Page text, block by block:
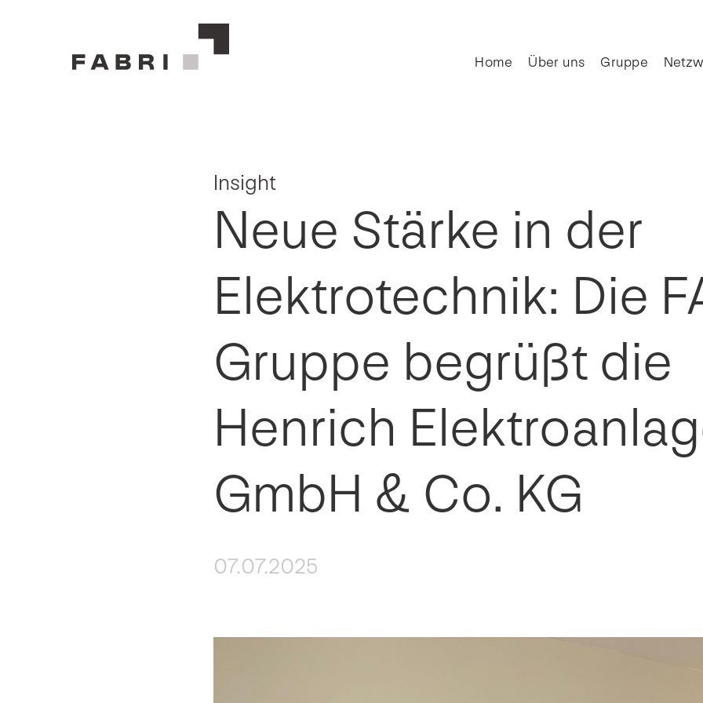
Home Über uns Gruppe
Insight
Neue Stärke in der
Elektrotechnik: Die
Gruppe begrüßt die
Henrich
GmbH & Co. KG
07.07.2025